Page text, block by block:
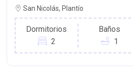
San Nicolás, Plantío
Dormitorios
2
Baños
1